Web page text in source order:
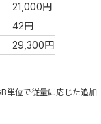
21,000円
42円
29,300円
単位で従量に応じた追加